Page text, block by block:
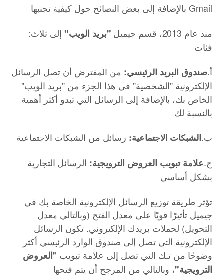
بالإضافة إلى بعض النصائح حول كيفية تجنبها Gmail
:منذ عام 2013، قسم جيميل
"بريد الويب" إلى ثلاث
فئات
أ.صندوق البريد الرئيسي: من المفترض أن تصل الرسائل
الإلكترونية "الشخصية" في هذا الجزء من "بريد الويب"
الخاص بك، بالإضافة إلى الرسائل التي تبدو أكثر أهمية
بالنسبة لك
ب.الشبكات الاجتماعية: رسائل من الشبكات الاجتماعية
ج.علامة تبويب العروض الترويجية: الرسائل التجارية
بشكل أساسي
تؤثر طريقة توزيع الرسائل الإلكترونية الخاصة بك في
جيميل تأثيرًا قويًا على معدل الفتح (وبالتالي معدل
التحويل) لحملات بريدك الإلكتروني. تكون الرسائل
الإلكترونية التي تصل إلى صندوق الوارد الرئيسي أكثر
وضوحًا من تلك التي تصل إلى علامة تبويب "العروض
الترويجية"، وبالتالي من المرجح أن يتم فتحها